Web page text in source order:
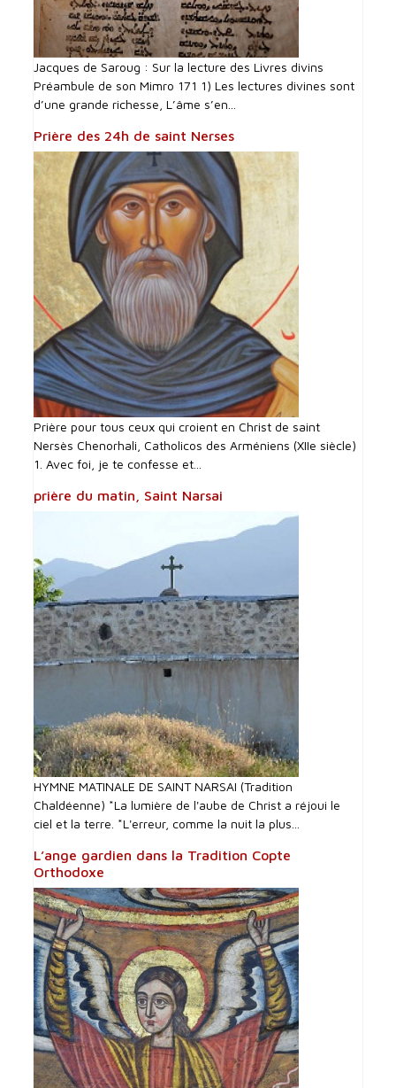
Jacques de Saroug : Sur la lecture des Livres divins
Préambule de son Mimro 171 1) Les lectures divines sont
d’une grande richesse, L’âme s’en...
Prière des 24h de saint Nerses
Prière pour tous ceux qui croient en Christ de saint
Nersès Chenorhali, Catholicos des Arméniens (XIIe siècle)
1. Avec foi, je te confesse et...
prière du matin, Saint Narsai
HYMNE MATINALE DE SAINT NARSAI (Tradition
Chaldéenne) *La lumière de l'aube de Christ a réjoui le
ciel et la terre. *L'erreur, comme la nuit la plus...
L’ange gardien dans la Tradition Copte
Orthodoxe